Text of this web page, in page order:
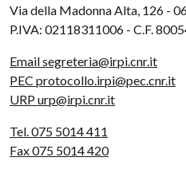
Via della Madonna Alta, 126 -
P.IVA: 02118311006 - C.F.
Email segreteria@irpi.cnr.it
PEC protocollo.irpi@pec.cnr.it
URP urp@irpi.cnr.it
Tel. 075 5014 411
Fax 075 5014 420